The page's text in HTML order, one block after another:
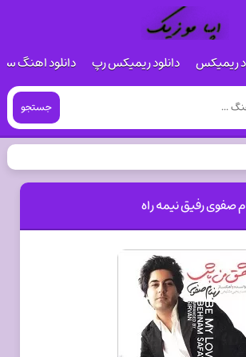
ریمیکس دانلود ریمیکس رپ دانلود اهنگ
جستجو
صفوی رفیق نیمه راه